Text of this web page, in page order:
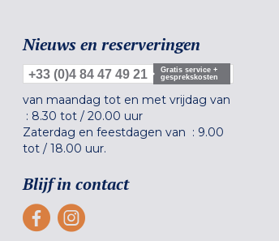
Nieuws en reserveringen
+33 (0)4 84 47 49 21
Gratis service +
gesprekskosten
van maandag tot en met vrijdag van
: 8.30 tot / 20.00 uur
Zaterdag en feestdagen van : 9.00
tot / 18.00 uur.
Blijf in contact